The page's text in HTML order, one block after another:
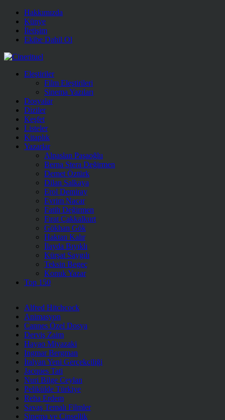
Hakkımızda
Künye
İletişim
Ekibe Dahil Ol
Eleştiriler
Film Eleştirileri
Sinema Yazıları
Dosyalar
Diziler
Keşfet
Listeler
Kitaplık
Yazarlar
Alpaslan Paşaoğlu
Berna Stera Değirmen
Demet Öztürk
Dilan Salkaya
Erol Demiray
Evrim Nacar
Fatih Değirmen
Fırat Çakkalkurt
Gökhan Gök
Haktan Kalır
İlayda Bıyıklı
Kürşat Saygılı
Teksin Begeç
Konuk Yazar
Top 150
Alfred Hitchcock
Animasyon
Cannes Özel Dosya
Derviş Zaim
Hayao Miyazaki
Ingmar Bergman
İtalyan Yeni Gerçekçiliği
Jacques Tati
Nuri Bilge Ceylan
Pelikülde Türkiye
Reha Erdem
Savaş Temalı Filmler
Sinema ve Cinsellik